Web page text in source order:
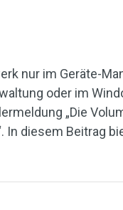
nur im Geräte-
oder im
„Die
In diesem Beitrag